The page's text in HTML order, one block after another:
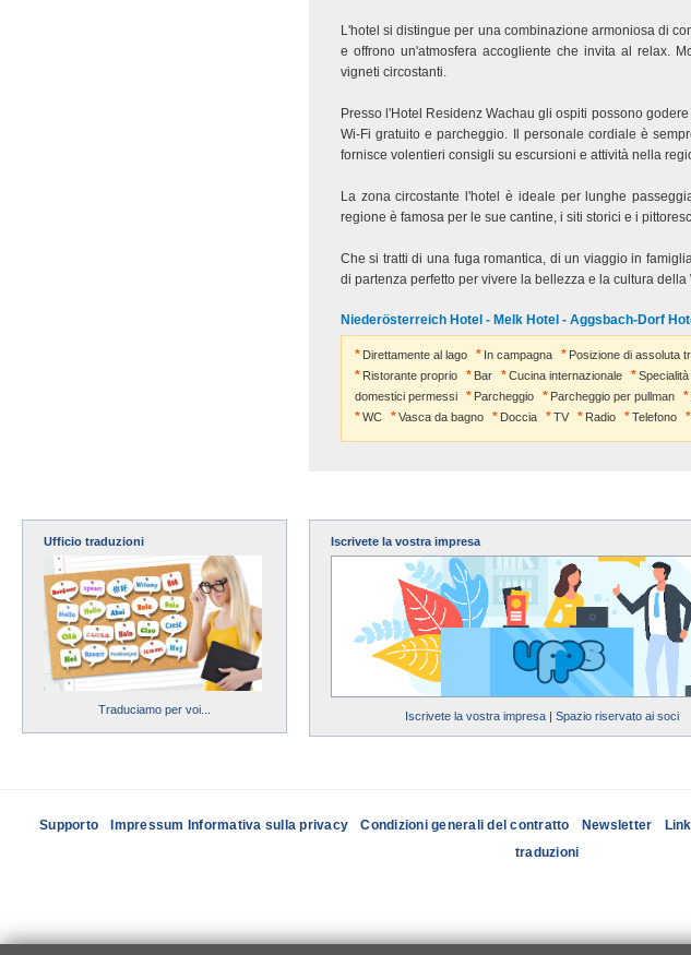
L'hotel si distingue per una combinazione armoniosa di
e offrono un'atmosfera accogliente che invita al relax.
vigneti circostanti.
Presso l'Hotel Residenz Wachau gli ospiti possono
Wi-Fi gratuito e parcheggio. Il personale cordiale è
fornisce volentieri consigli su escursioni e attività nella
La zona circostante l'hotel è ideale per lunghe
regione è famosa per le sue cantine, i siti storici e i
Che si tratti di una fuga romantica, di un viaggio in
di partenza perfetto per vivere la bellezza e la cultura della
Niederösterreich Hotel - Melk Hotel - Aggsbach-Dorf
Direttamente al lago In campagna Posizione di assoluta
Ristorante proprio
Bar Cucina internazionale
domestici permessi
Parcheggio Parcheggio per pullman
WC
Vasca da bagno Doccia TV Radio Telefono
Ufficio traduzioni
Traduciamo per voi...
Iscrivete la vostra impresa
Iscrivete la vostra impresa| Spazio riservato ai soci
Supporto Impressum Informativa sulla privacy Condizioni generali del contratto Newsletter
traduzioni